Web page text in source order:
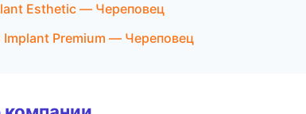
Esthetic — Череповец
Implant Premium — Череповец